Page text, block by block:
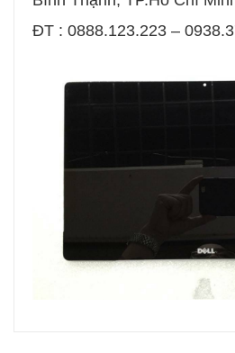
ĐT : 0888.123.223 –